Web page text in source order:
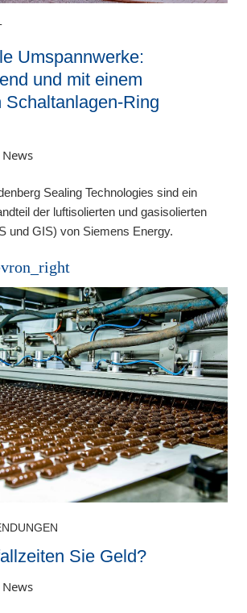
Umspannwerke:
und mit einem
Schaltanlagen-Ring
News
Sealing Technologies sind ein
der luftisolierten und gasisolierten
und GIS) von Siemens Energy.
Sie Geld?
News